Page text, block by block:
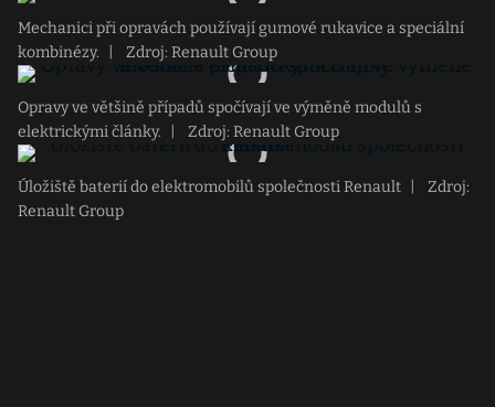
Mechanici při opravách používají gumové rukavice a speciální
kombinézy.
Zdroj: Renault Group
Opravy ve většině případů spočívají ve výměně modulů s
elektrickými články.
Zdroj: Renault Group
Úložiště baterií do elektromobilů společnosti Renault
Zdroj:
Renault Group